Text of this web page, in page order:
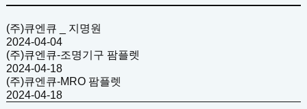
(주)큐엔큐 _ 지명원
2024-04-04
(주)큐엔큐-조명기구 팜플렛
2024-04-18
(주)큐엔큐-MRO 팜플렛
2024-04-18